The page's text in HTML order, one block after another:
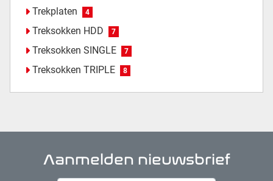
Trekplaten 4
Treksokken HDD 7
Treksokken SINGLE 7
Treksokken TRIPLE 8
Aanmelden nieuwsbrief